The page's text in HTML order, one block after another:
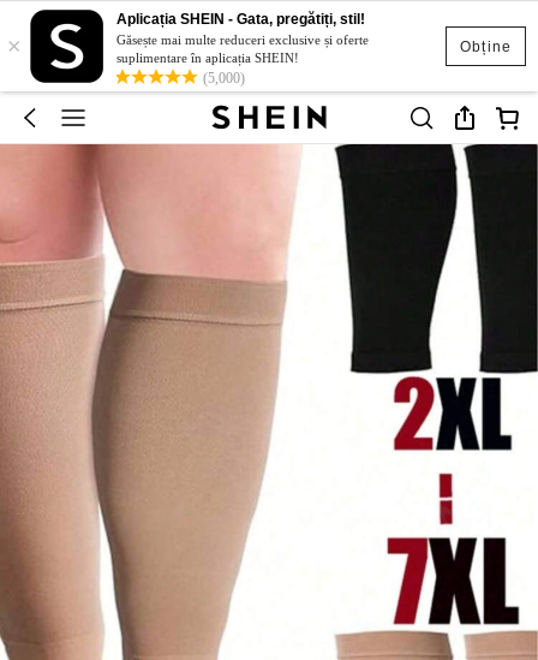
Obține
×
Aplicația SHEIN - Gata, pregătiți, stil!
Găsește mai multe reduceri exclusive și oferte
suplimentare în aplicația SHEIN!
(5,000)